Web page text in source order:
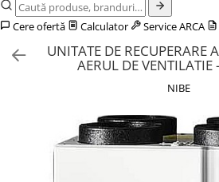
ACCESORII PENTRU MONTAJ
CU FIR
PARDOSEALA
ACCESORII
IZOLATIE
Cere ofertă Calculator Service ARCA
UNITATE DE RECUPERARE
AERUL DE VENTILATIE
NIBE